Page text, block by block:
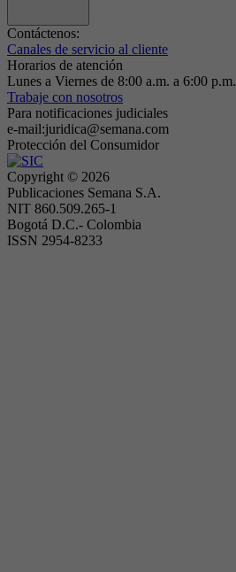
Contáctenos:
Canales de servicio al cliente
Horarios de atención
Lunes a Viernes de 8:00 a.m. a 6:00 p.m.
Trabaje con nosotros
Para notificaciones judiciales
e-mail:juridica@semana.com
Protección del Consumidor
Copyright © 2026
Publicaciones Semana S.A.
NIT 860.509.265-1
Bogotá D.C.- Colombia
ISSN 2954-8233